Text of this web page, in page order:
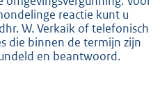
reactie kunt u
W. Verkaik of telefonisch
die binnen de termijn zijn
en beantwoord.